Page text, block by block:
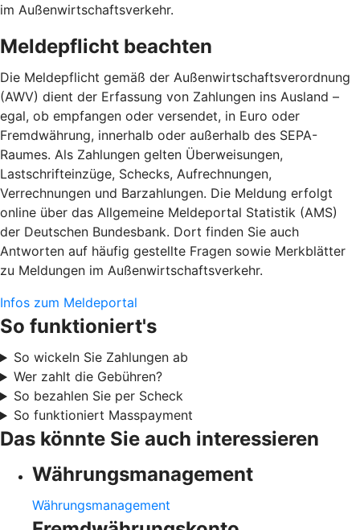
im Außenwirtschaftsverkehr.
Meldepflicht beachten
Die Meldepflicht gemäß der Außenwirtschaftsverordnung
(AWV) dient der Erfassung von Zahlungen ins Ausland –
egal, ob empfangen oder versendet, in Euro oder
Fremdwährung, innerhalb oder außerhalb des SEPA-
Raumes. Als Zahlungen gelten Überweisungen,
Lastschrifteinzüge, Schecks, Aufrechnungen,
Verrechnungen und Barzahlungen. Die Meldung erfolgt
online über das Allgemeine Meldeportal Statistik (AMS)
der Deutschen Bundesbank. Dort finden Sie auch
Antworten auf häufig gestellte Fragen sowie Merkblätter
zu Meldungen im Außenwirtschaftsverkehr.
Infos zum Meldeportal
So funktioniert's
So wickeln Sie Zahlungen ab
Wer zahlt die Gebühren?
So bezahlen Sie per Scheck
So funktioniert Masspayment
Das könnte Sie auch interessieren
Währungsmanagement
Währungsmanagement